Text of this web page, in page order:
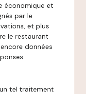
économique et
par le
et plus
le restaurant
données
un tel traitement